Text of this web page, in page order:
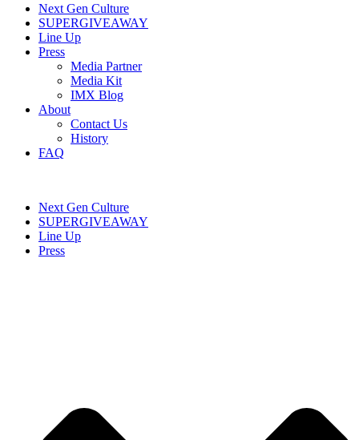
Next Gen Culture
SUPERGIVEAWAY
Line Up
Press
Media Partner
Media Kit
IMX Blog
About
Contact Us
History
FAQ
Next Gen Culture
SUPERGIVEAWAY
Line Up
Press